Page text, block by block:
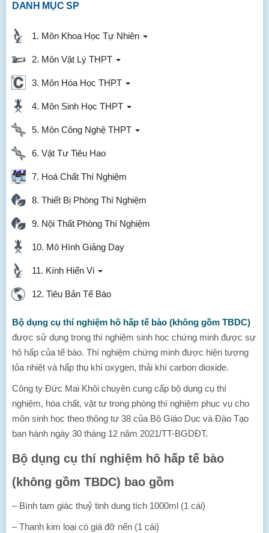
DANH MỤC SP
1. Môn Khoa Học Tự Nhiên
2. Môn Vật Lý THPT
3. Môn Hóa Học THPT
4. Môn Sinh Học THPT
5. Môn Công Nghệ THPT
6. Vật Tư Tiêu Hao
7. Hoá Chất Thí Nghiệm
8. Thiết Bị Phòng Thí Nghiệm
9. Nội Thất Phòng Thí Nghiệm
10. Mô Hình Giảng Dạy
11. Kính Hiển Vi
12. Tiêu Bản Tế Bào
Bộ dụng cụ thí nghiệm hô hấp tế bào (không gồm TBDC)
được sử dụng trong thí nghiệm sinh học chứng minh được sự
hô hấp của tế bào. Thí nghiệm chứng minh được hiện tượng
tỏa nhiệt và hấp thụ khí oxygen, thải khí carbon dioxide.
Công ty Đức Mai Khôi chuyên cung cấp bộ dụng cụ thí
nghiệm, hóa chất, vật tư trong phòng thí nghiệm phục vụ cho
môn sinh học theo thông tư 38 của Bộ Giáo Dục và Đào Tạo
ban hành ngày 30 tháng 12 năm 2021/TT-BGDĐT.
Bộ dụng cụ thí nghiệm hô hấp tế bào
(không gồm TBDC) bao gồm
– Bình tam giác thuỷ tinh dung tích 1000ml (1 cái)
– Thanh kim loại có giá đỡ nến (1 cái)